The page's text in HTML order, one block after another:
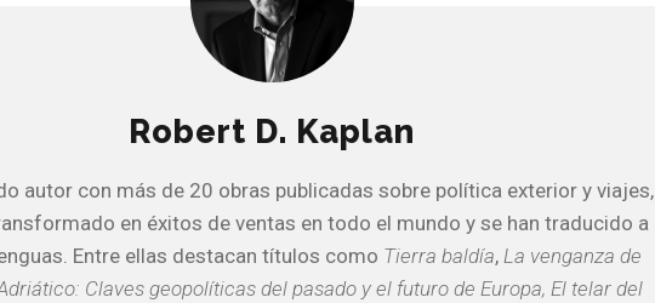
Robert D. Kaplan
autor con más de 20 obras publicadas sobre política exterior y viajes,
en éxitos de ventas en todo el mundo y se han traducido a
Entre ellas destacan títulos como Tierra baldía, La venganza de
Claves geopolíticas del pasado y el futuro de Europa, El telar del